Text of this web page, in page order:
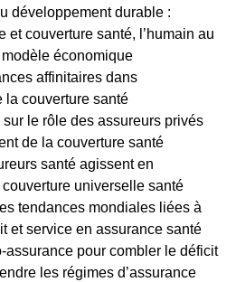
développement durable :
et couverture santé, l’humain au
économique
affinitaires dans
la couverture santé
le rôle des assureurs privés
de la couverture santé
santé agissent en
universelle santé
tendances mondiales liées à
et service en assurance santé
assurance pour combler le déficit
les régimes d’assurance